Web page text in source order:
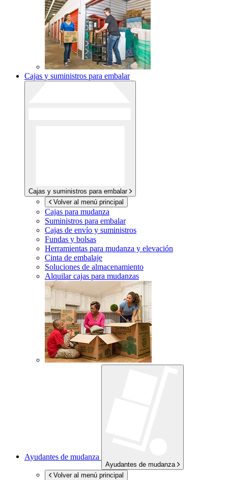
Cajas y suministros para embalar
Cajas y suministros para embalar
Volver al menú principal
Cajas para mudanza
Suministros para embalar
Cajas de envío y suministros
Fundas y bolsas
Herramientas para mudanza y elevación
Cinta de embalaje
Soluciones de almacenamiento
Alquilar cajas para mudanzas
Ayudantes de mudanza
Ayudantes de mudanza
Volver al menú principal